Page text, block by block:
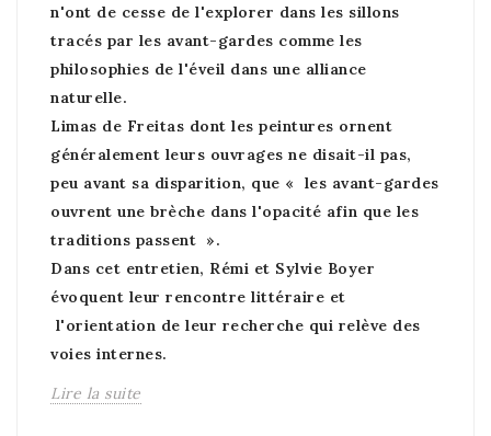
n'ont de cesse de l'explorer dans les sillons
tracés par les avant-gardes comme les
philosophies de l'éveil dans une alliance
naturelle.
Limas de Freitas dont les peintures ornent
généralement leurs ouvrages ne disait-il pas,
peu avant sa disparition, que « les avant-gardes
ouvrent une brèche dans l'opacité afin que les
traditions passent ».
Dans cet entretien, Rémi et Sylvie Boyer
évoquent leur rencontre littéraire et
l'orientation de leur recherche qui relève des
voies internes.
Lire la suite